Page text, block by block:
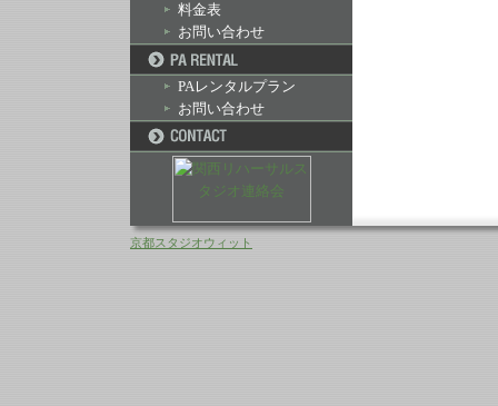
料金表
お問い合わせ
PAレンタルプラン
お問い合わせ
京都スタジオウィット